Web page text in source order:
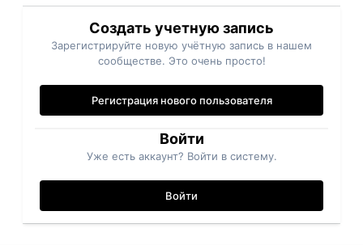
Создать учетную запись
Зарегистрируйте новую учётную запись в нашем
сообществе. Это очень просто!
Регистрация нового пользователя
Войти
Уже есть аккаунт? Войти в систему.
Войти